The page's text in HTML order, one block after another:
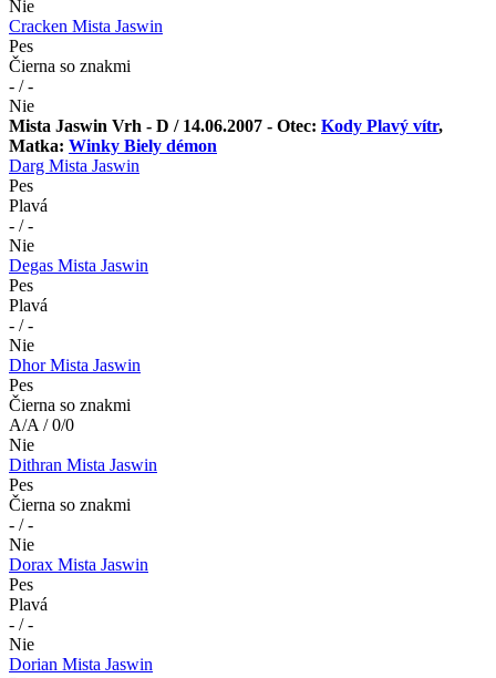
Nie
Cracken Mista Jaswin
Pes
Čierna so znakmi
- / -
Nie
Mista Jaswin Vrh - D / 14.06.2007 - Otec: Kody Plavý vítr,
Matka: Winky Biely démon
Darg Mista Jaswin
Pes
Plavá
- / -
Nie
Degas Mista Jaswin
Pes
Plavá
- / -
Nie
Dhor Mista Jaswin
Pes
Čierna so znakmi
A/A / 0/0
Nie
Dithran Mista Jaswin
Pes
Čierna so znakmi
- / -
Nie
Dorax Mista Jaswin
Pes
Plavá
- / -
Nie
Dorian Mista Jaswin